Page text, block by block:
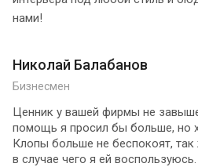
нами!
Николай Балабанов
Бизнесмен
Ценник у вашей фирмы не
помощь я просил бы больше, но
Клопы больше не беспокоят, так
в случае чего я ей воспользуюсь.